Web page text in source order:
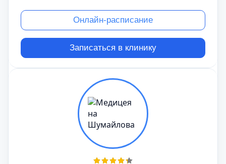
Онлайн-расписание
Записаться в клинику